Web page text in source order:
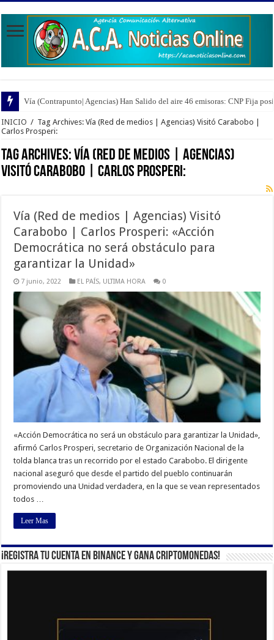
Vía (Contrapunto| Agencias) Han Salido del aire 46 emisoras: CNP Fija
INICIO / Tag Archives: Vía (Red de medios | Agencias) Visitó Carabobo |
Carlos Prosperi:
Tag Archives:Vía (Red de medios | Agencias)
Visitó Carabobo | Carlos Prosperi:
Vía (Red de medios | Agencias) Visitó
Carabobo | Carlos Prosperi: «Acción
Democrática no será obstáculo para
garantizar la Unidad»
7 junio, 2022 EL PAÍS, ULTIMA HORA 0
«Acción Democrática no será un obstáculo para garantizar la Unidad»,
afirmó Carlos Prosperi, secretario de Organización Nacional de la
tolda blanca tras un recorrido por el estado Carabobo. El dirigente
nacional aseguró que desde el partido del pueblo continuarán
promoviendo una Unidad verdadera, en la que se vean representados
todos …
Leer Mas
¡Registra tu cuenta en Binance y gana criptomonedas!